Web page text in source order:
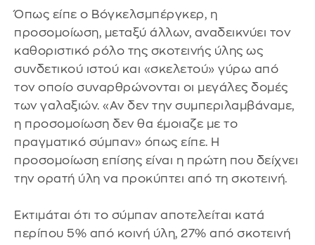
Όπως είπε ο Βόγκελσμπέργκερ, η
προσομοίωση, μεταξύ άλλων, αναδεικνύει τον
καθοριστικό ρόλο της σκοτεινής ύλης ως
συνδετικού ιστού και «σκελετού» γύρω από
τον οποίο συναρθρώνονται οι μεγάλες δομές
των γαλαξιών. «Αν δεν την συμπεριλαμβάναμε,
η προσομοίωση δεν θα έμοιαζε με το
πραγματικό σύμπαν» όπως είπε. Η
προσομοίωση επίσης είναι η πρώτη που δείχνει
την ορατή ύλη να προκύπτει από τη σκοτεινή.
Εκτιμάται ότι το σύμπαν αποτελείται κατά
περίπου 5% από κοινή ύλη, 27% από σκοτεινή